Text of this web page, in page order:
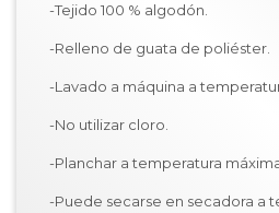
-Tejido 100 % algodón.
-Relleno de guata de poliéster.
-Lavado a máquina a
-No utilizar cloro.
-Planchar a temperatura máxima
-Puede secarse en secadora a